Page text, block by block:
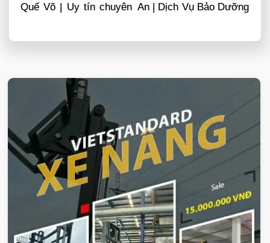
VIETSTANDARD VIỆT NAM
Xe-nang
Quế Võ | Uy tín chuyên An | Dịch Vụ Bảo Dưỡng